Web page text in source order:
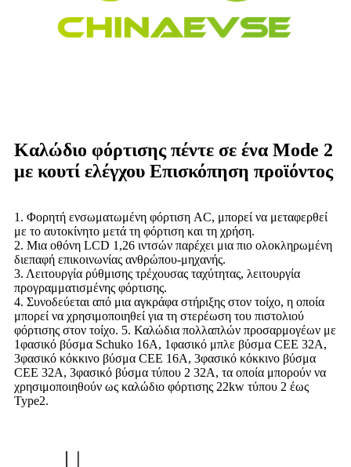
Καλώδιο φόρτισης πέντε σε ένα Mode 2
με κουτί ελέγχου Επισκόπηση προϊόντος
1. Φορητή ενσωματωμένη φόρτιση AC, μπορεί να μεταφερθεί
με το αυτοκίνητο μετά τη φόρτιση και τη χρήση.
2. Μια οθόνη LCD 1,26 ιντσών παρέχει μια πιο ολοκληρωμένη
διεπαφή επικοινωνίας ανθρώπου-μηχανής.
3. Λειτουργία ρύθμισης τρέχουσας ταχύτητας, λειτουργία
προγραμματισμένης φόρτισης.
4. Συνοδεύεται από μια αγκράφα στήριξης στον τοίχο, η οποία
μπορεί να χρησιμοποιηθεί για τη στερέωση του πιστολιού
φόρτισης στον τοίχο. 5. Καλώδια πολλαπλών προσαρμογέων με
1φασικό βύσμα Schuko 16A, 1φασικό μπλε βύσμα CEE 32A,
3φασικό κόκκινο βύσμα CEE 16A, 3φασικό κόκκινο βύσμα
CEE 32A, 3φασικό βύσμα τύπου 2 32A, τα οποία μπορούν να
χρησιμοποιηθούν ως καλώδιο φόρτισης 22kw τύπου 2 έως
Type2.